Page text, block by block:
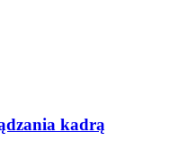
kadrą